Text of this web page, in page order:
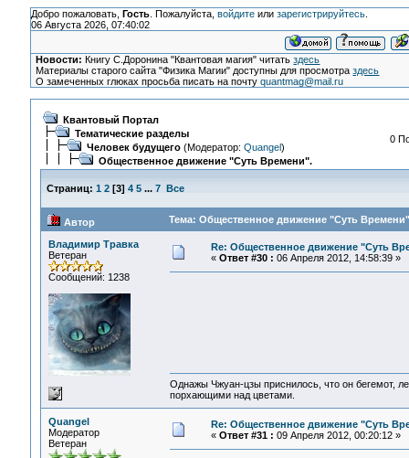
Добро пожаловать, Гость. Пожалуйста, войдитеили зарегистрируйтесь.
06 Августа 2026, 07:40:02
Новости: Книгу С.Доронина "Квантовая магия" читатьздесь
Материалы старого сайта "Физика Магии" доступны для просмотраздесь
О замеченных глюках просьба писать на почтуquantmag@mail.ru
Квантовый Портал
Тематические разделы
Человек будущего(Модератор: Quangel)
Общественное движение "Суть Времени".
0
Страниц: 1 2[3] 4 5 ... 7 Все
Автор Тема: Общественное движение "Суть
Владимир Травка
Ветеран
Сообщений: 1238
Re: Общественное движение "Суть
« Ответ #30 : 06 Апреля 2012, 14:58:39 »
Однажы Чжуан-цзы приснилось, что он бегемот,
порхающими над цветами.
Quangel
Модератор
Ветеран
Re: Общественное движение "Суть
« Ответ #31 : 09 Апреля 2012, 00:20:12 »